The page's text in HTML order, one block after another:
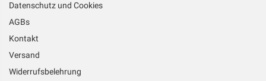
Datenschutz und Cookies
AGBs
Kontakt
Versand
Widerrufsbelehrung